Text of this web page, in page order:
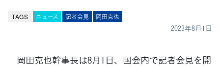
TAGS ニュース 記者会見 岡田克也
2023年8月1日
岡田克也幹事長は8月1日、国会内で記者会見を開